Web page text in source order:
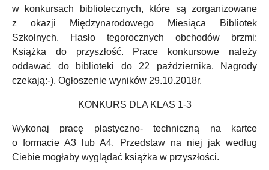
w konkursach bibliotecznych, które są zorganizowane
z okazji Międzynarodowego Miesiąca Bibliotek
Szkolnych. Hasło tegorocznych obchodów brzmi:
Książka do przyszłość. Prace konkursowe należy
oddawać do biblioteki do 22 października. Nagrody
czekają:-). Ogłoszenie wyników 29.10.2018r.
KONKURS DLA KLAS 1-3
Wykonaj pracę plastyczno- techniczną na kartce
o formacie A3 lub A4.
Przedstaw na niej jak według
Ciebie mogłaby wyglądać książka w przyszłości.